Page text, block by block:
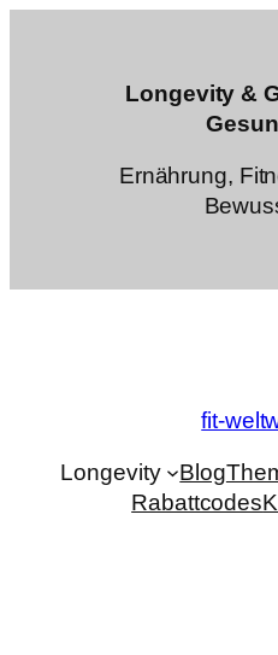
Longevity &
Ernährung,
fit-
Longevity Blog
Rabattcodes